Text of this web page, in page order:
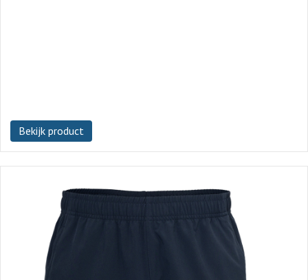
Bekijk product